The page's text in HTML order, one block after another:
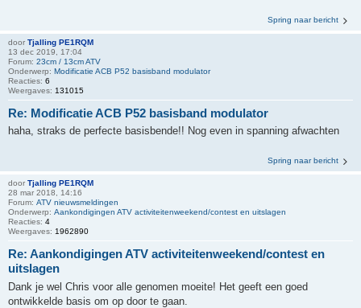
Spring naar bericht
door Tjalling PE1RQM
13 dec 2019, 17:04
Forum: 23cm / 13cm ATV
Onderwerp: Modificatie ACB P52 basisband modulator
Reacties: 6
Weergaves: 131015
Re: Modificatie ACB P52 basisband modulator
haha, straks de perfecte basisbende!! Nog even in spanning afwachten
Spring naar bericht
door Tjalling PE1RQM
28 mar 2018, 14:16
Forum: ATV nieuwsmeldingen
Onderwerp: Aankondigingen ATV activiteitenweekend/contest en uitslagen
Reacties: 4
Weergaves: 1962890
Re: Aankondigingen ATV activiteitenweekend/contest en
uitslagen
Dank je wel Chris voor alle genomen moeite! Het geeft een goed
ontwikkelde basis om op door te gaan.